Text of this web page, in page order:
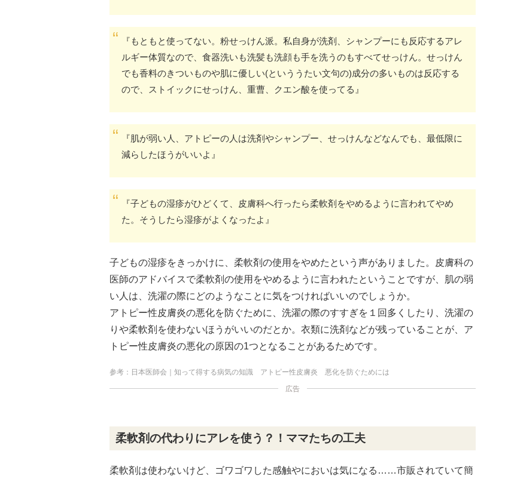
『もともと使ってない。粉せっけん派。私自身が洗剤、シャンプーにも反応するアレ
ルギー体質なので、食器洗いも洗髪も洗顔も手を洗うのもすべてせっけん。せっけん
でも香料のきついものや肌に優しい(といううたい文句の)成分の多いものは反応する
ので、ストイックにせっけん、重曹、クエン酸を使ってる』
『肌が弱い人、アトピーの人は洗剤やシャンプー、せっけんなどなんでも、最低限に
減らしたほうがいいよ』
『子どもの湿疹がひどくて、皮膚科へ行ったら柔軟剤をやめるように言われてやめ
た。そうしたら湿疹がよくなったよ』
子どもの湿疹をきっかけに、柔軟剤の使用をやめたという声がありました。皮膚科の
医師のアドバイスで柔軟剤の使用をやめるように言われたということですが、肌の弱
い人は、洗濯の際にどのようなことに気をつければいいのでしょうか。
アトピー性皮膚炎の悪化を防ぐために、洗濯の際のすすぎを１回多くしたり、洗濯の
りや柔軟剤を使わないほうがいいのだとか。衣類に洗剤などが残っていることが、ア
トピー性皮膚炎の悪化の原因の1つとなることがあるためです。
参考：日本医師会｜知って得する病気の知識 アトピー性皮膚炎 悪化を防ぐためには
広告
柔軟剤の代わりにアレを使う？！ママたちの工夫
柔軟剤は使わないけど、ゴワゴワした感触やにおいは気になる……市販されていて簡